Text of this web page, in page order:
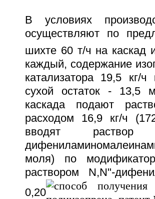
В условиях
осуществляют по
шихте 60 т/ч на каскад
каждый, содержание
катализатора 19,5 кг/
сухой остаток - 13,5
каскада подают
расходом 16,9 кг/ч
вводят
моля) по
раствором N,N"-
0,20